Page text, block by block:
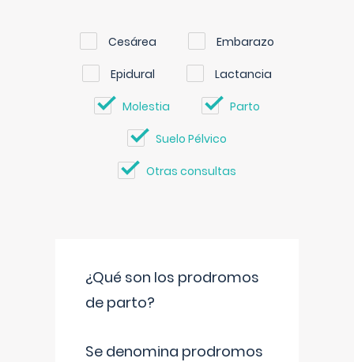
Cesárea Embarazo
Epidural Lactancia
Molestia Parto
Suelo Pélvico
Otras consultas
¿Qué son los prodromos
de parto?
Se denomina prodromos